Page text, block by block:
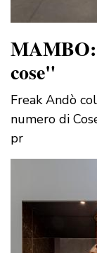
cose"
Freak Andò
numero di
pr